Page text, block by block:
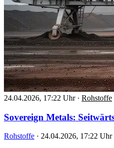
24.04.2026, 17:22 Uhr · Rohstoffe
Sovereign Metals:
Rohstoffe · 24.04.2026, 17:22 Uhr